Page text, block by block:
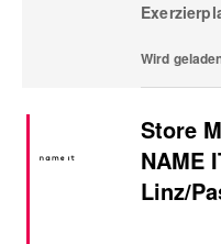
Wird
Store
NAME
Linz/